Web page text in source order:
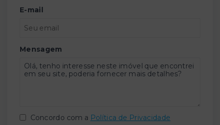
E-mail
Mensagem
Concordo com a Política de Privacidade